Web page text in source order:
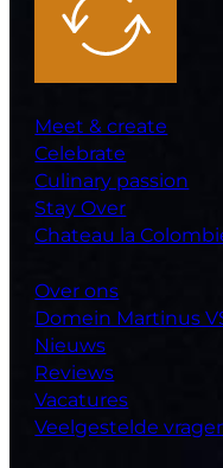
Meet & create
Celebrate
Culinary passion
Stay Over
Chateau la
Over ons
Domein Martinus
Nieuws
Reviews
Vacatures
Veelgestelde